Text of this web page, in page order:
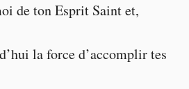
de ton Esprit Saint et,
la force d’accomplir tes